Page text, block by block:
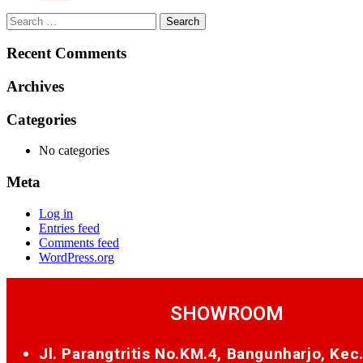
Search
for:
Recent Comments
Archives
Categories
No categories
Meta
Log in
Entries feed
Comments feed
WordPress.org
SHOWROOM
Jl. Parangtritis No.KM.4, Bangunharjo,